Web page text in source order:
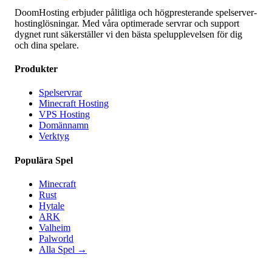
DoomHosting erbjuder pålitliga och högpresterande spelserver-
hostinglösningar. Med våra optimerade servrar och support
dygnet runt säkerställer vi den bästa spelupplevelsen för dig
och dina spelare.
Produkter
Spelservrar
Minecraft Hosting
VPS Hosting
Domännamn
Verktyg
Populära Spel
Minecraft
Rust
Hytale
ARK
Valheim
Palworld
Alla Spel →